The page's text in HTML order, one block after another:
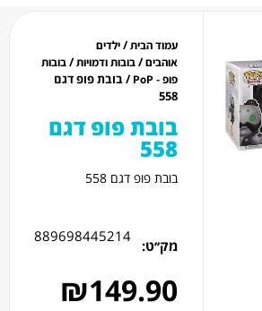
עמוד הבית/ילדים
אוהבים/בובות ודמויות/בובות
פופ - PoP
/ בובת פופ דגם
558
בובת פופ דגם
558
בובת פופ דגם 558
מק׳׳ט:
889698445214
₪149.90